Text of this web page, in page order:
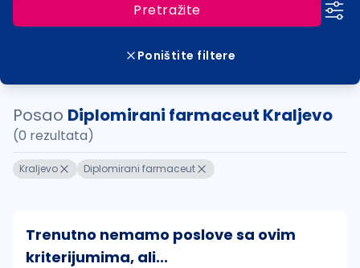
Pretražite
Poništite filtere
Posao Diplomirani farmaceut Kraljevo
(0 rezultata)
Kraljevo Diplomirani farmaceut
Trenutno nemamo poslove sa ovim
kriterijumima, ali...